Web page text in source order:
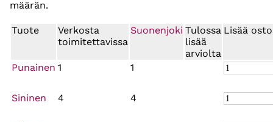
määrän.
Tuote
Verkosta
toimitettavissa
Suonenjoki Tulossa
lisää
arviolta
Lisää
Punainen 1 1
Sininen 4 4